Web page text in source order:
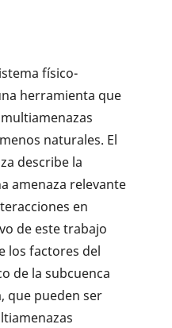
físico-
herramienta que
naturales. El
describe la
amenaza relevante
en
de este trabajo
los factores del
de la subcuenca
que pueden ser